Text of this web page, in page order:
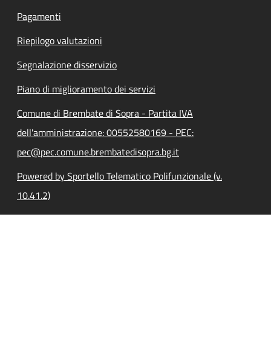
Pagamenti
Riepilogo valutazioni
Segnalazione disservizio
Piano di miglioramento dei servizi
Comune di Brembate di Sopra - Partita IVA
dell'amministrazione: 00552580169 - PEC:
pec@pec.comune.brembatedisopra.bg.it
Powered by Sportello Telematico Polifunzionale (v.
10.41.2)